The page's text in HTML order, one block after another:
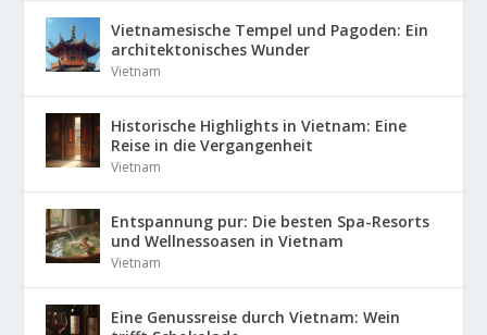
Vietnamesische Tempel und Pagoden: Ein
architektonisches Wunder
Vietnam
Historische Highlights in Vietnam: Eine
Reise in die Vergangenheit
Vietnam
Entspannung pur: Die besten Spa-Resorts
und Wellnessoasen in Vietnam
Vietnam
Eine Genussreise durch Vietnam: Wein